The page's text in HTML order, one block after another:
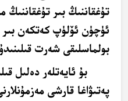
تۇغقاننىڭ بىر
ئۈچۈن ئۆلۈپ كەتكەن بىر
بولماسلىقى شەرت
بۇ ئايەتلەر دەلىل
پەتىۋاغا قارشى